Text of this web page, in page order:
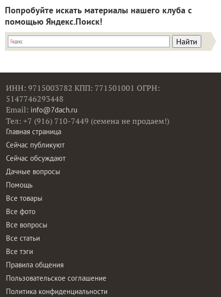
Попробуйте искать материалы нашего клуба с
помощью Яндекс.Поиск!
ИНН: 9715003782 КПП: 771501001 ОГРН:
5147746293448
Email: info@7dach.ru
Тел: +7 (916) 710-7449 (семена не продаем!)
Главная страница
Сейчас публикуют
Сейчас обсуждают
Дачные вопросы
Помощь
Все товары
Все фото
Все вопросы
Все статьи
Все тэги
Правила общения
Пользовательское соглашение
Политика конфиденциальности